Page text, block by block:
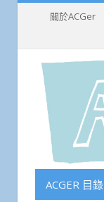
關於ACGer
ACGER 目錄